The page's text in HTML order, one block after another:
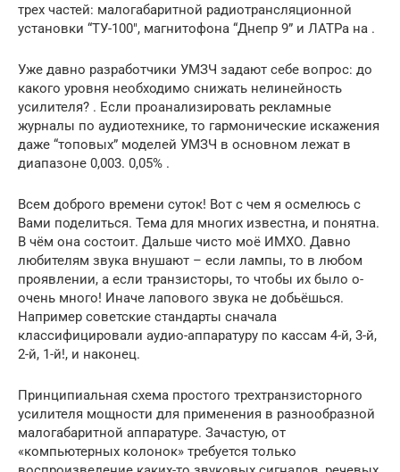
трех частей: малогабаритной радиотрансляционной
установки “ТУ-100″, магнитофона “Днепр 9” и ЛАТРа на .
Уже давно разработчики УМЗЧ задают себе вопрос: до
какого уровня необходимо снижать нелинейность
усилителя? . Если проанализировать рекламные
журналы по аудиотехнике, то гармонические искажения
даже “топовых” моделей УМЗЧ в основном лежат в
диапазоне 0,003. 0,05% .
Всем доброго времени суток! Вот с чем я осмелюсь с
Вами поделиться. Тема для многих известна, и понятна.
В чём она состоит. Дальше чисто моё ИМХО. Давно
любителям звука внушают – если лампы, то в любом
проявлении, а если транзисторы, то чтобы их было o-
очень много! Иначе лапового звука не добьёшься.
Например советские стандарты сначала
классифицировали аудио-аппаратуру по кассам 4-й, 3-й,
2-й, 1-й!, и наконец.
Принципиальная схема простого трехтранзисторного
усилителя мощности для применения в разнообразной
малогабаритной аппаратуре. Зачастую, от
«компьютерных колонок» требуется только